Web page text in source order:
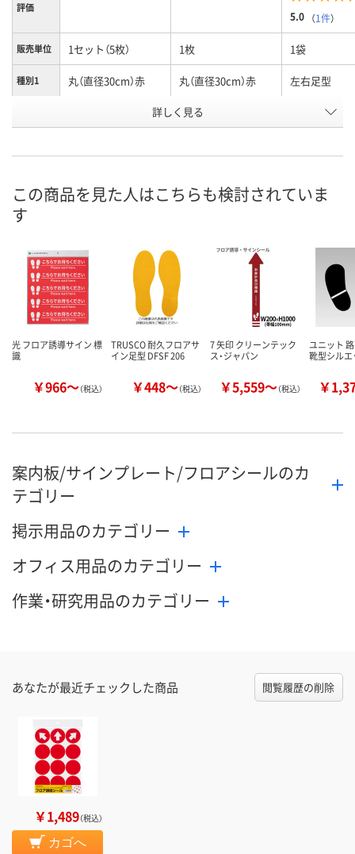
評価
5.0 （1件）
販売単位 1セット（5枚） 1枚 1袋
種別1 丸（直径30cm）赤 丸（直径30cm）赤 左右足型
H973609 P391056
8月9日（日）
カゴへ カゴへ
詳しく見る
この商品を見た人はこちらも検討されていま
す
光 フロア誘導サイン 標
識
￥966～（税込）
TRUSCO 耐久フロアサ
イン足型 DFSF 206
￥448～（税込）
7 矢印 クリーンテック
ス・ジャパン
￥5,559～（税込）
ユニット
靴型シルエ
￥
案内板/サインプレート/フロアシールのカ
テゴリー
掲示用品のカテゴリー
オフィス用品のカテゴリー
作業・研究用品のカテゴリー
あなたが最近チェックした商品 閲覧履歴の削除
￥1,489（税込）
カゴへ